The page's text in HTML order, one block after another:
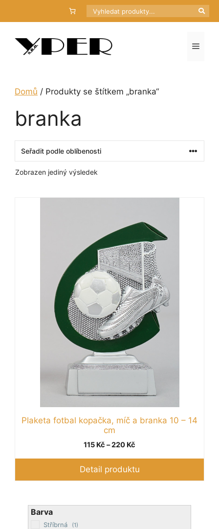
Hledat
Menu
Domů / Produkty se štítkem „branka“
branka
Zobrazen jediný výsledek
Plaketa fotbal kopačka, míč a branka 10 – 14
cm
115 Kč –220 Kč
až
Detail produktu
Barva
Stříbrná (1)